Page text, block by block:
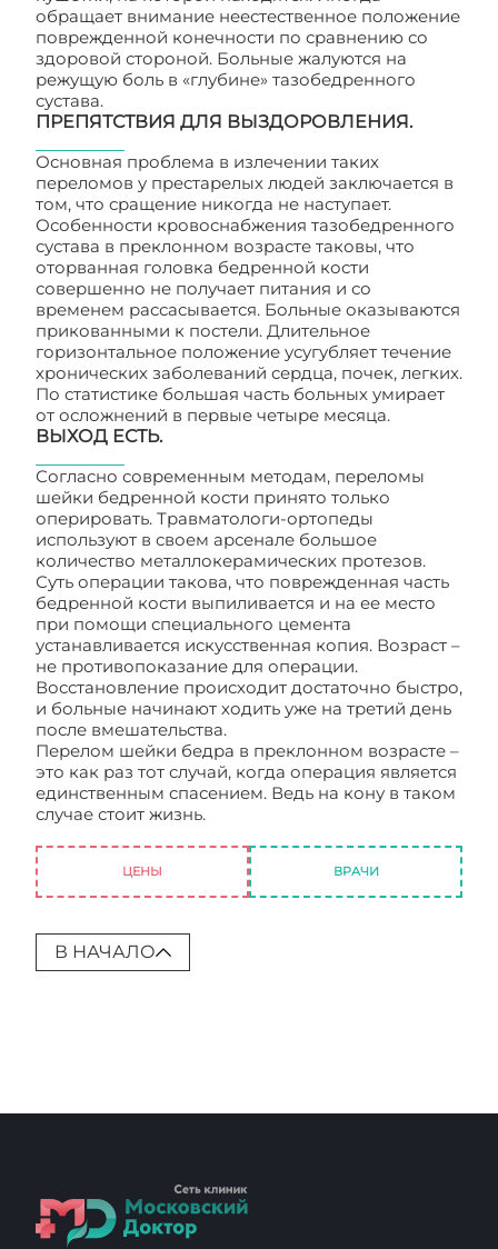
обращает внимание неестественное положение
поврежденной конечности по сравнению со
здоровой стороной. Больные жалуются на
режущую боль в «глубине» тазобедренного
сустава.
ПРЕПЯТСТВИЯ ДЛЯ ВЫЗДОРОВЛЕНИЯ.
Основная проблема в излечении таких
переломов у престарелых людей заключается в
том, что сращение никогда не наступает.
Особенности кровоснабжения тазобедренного
сустава в преклонном возрасте таковы, что
оторванная головка бедренной кости
совершенно не получает питания и со
временем рассасывается. Больные оказываются
прикованными к постели. Длительное
горизонтальное положение усугубляет течение
хронических заболеваний сердца, почек, легких.
По статистике большая часть больных умирает
от осложнений в первые четыре месяца.
ВЫХОД ЕСТЬ.
Согласно современным методам, переломы
шейки бедренной кости принято только
оперировать. Травматологи-ортопеды
используют в своем арсенале большое
количество металлокерамических протезов.
Суть операции такова, что поврежденная часть
бедренной кости выпиливается и на ее место
при помощи специального цемента
устанавливается искусственная копия. Возраст –
не противопоказание для операции.
Восстановление происходит достаточно быстро,
и больные начинают ходить уже на третий день
после вмешательства.
Перелом шейки бедра в преклонном возрасте –
это как раз тот случай, когда операция является
единственным спасением. Ведь на кону в таком
случае стоит жизнь.
ЦЕНЫ ВРАЧИ
В НАЧАЛО